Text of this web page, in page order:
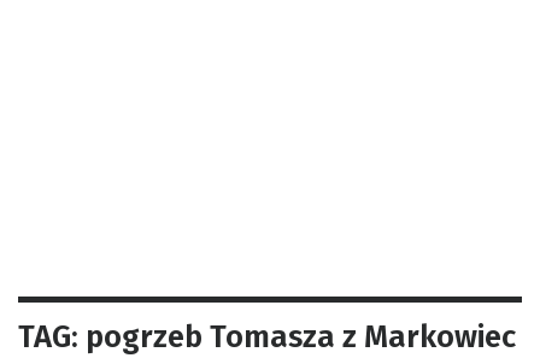
TAG: pogrzeb Tomasza z Markowiec